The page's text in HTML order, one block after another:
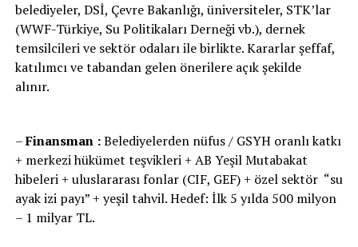
belediyeler, DSİ, Çevre Bakanlığı, üniversiteler, STK’lar
(WWF-Türkiye, Su Politikaları Derneği vb.), dernek
temsilcileri ve sektör odaları ile birlikte. Kararlar şeffaf,
katılımcı ve tabandan gelen önerilere açık şekilde
alınır.
–Finansman :Belediyelerden nüfus / GSYH oranlı katkı
+ merkezi hükümet teşvikleri + AB Yeşil Mutabakat
hibeleri + uluslararası fonlar (CIF, GEF) + özel sektör “su
ayak izi payı” + yeşil tahvil. Hedef: İlk 5 yılda 500 milyon
– 1 milyar TL.